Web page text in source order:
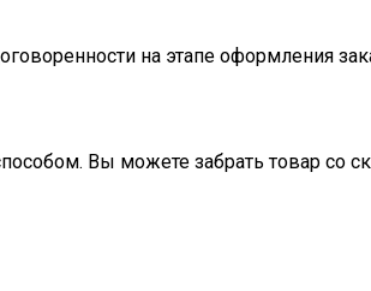
на этапе оформления
Вы можете забрать товар со